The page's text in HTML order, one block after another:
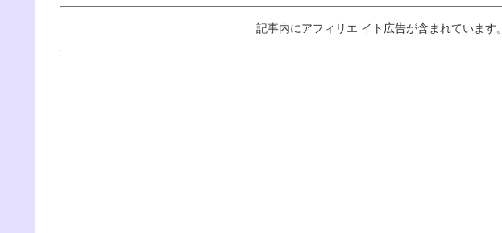
記事内にアフィリエ イト広告が含まれています。